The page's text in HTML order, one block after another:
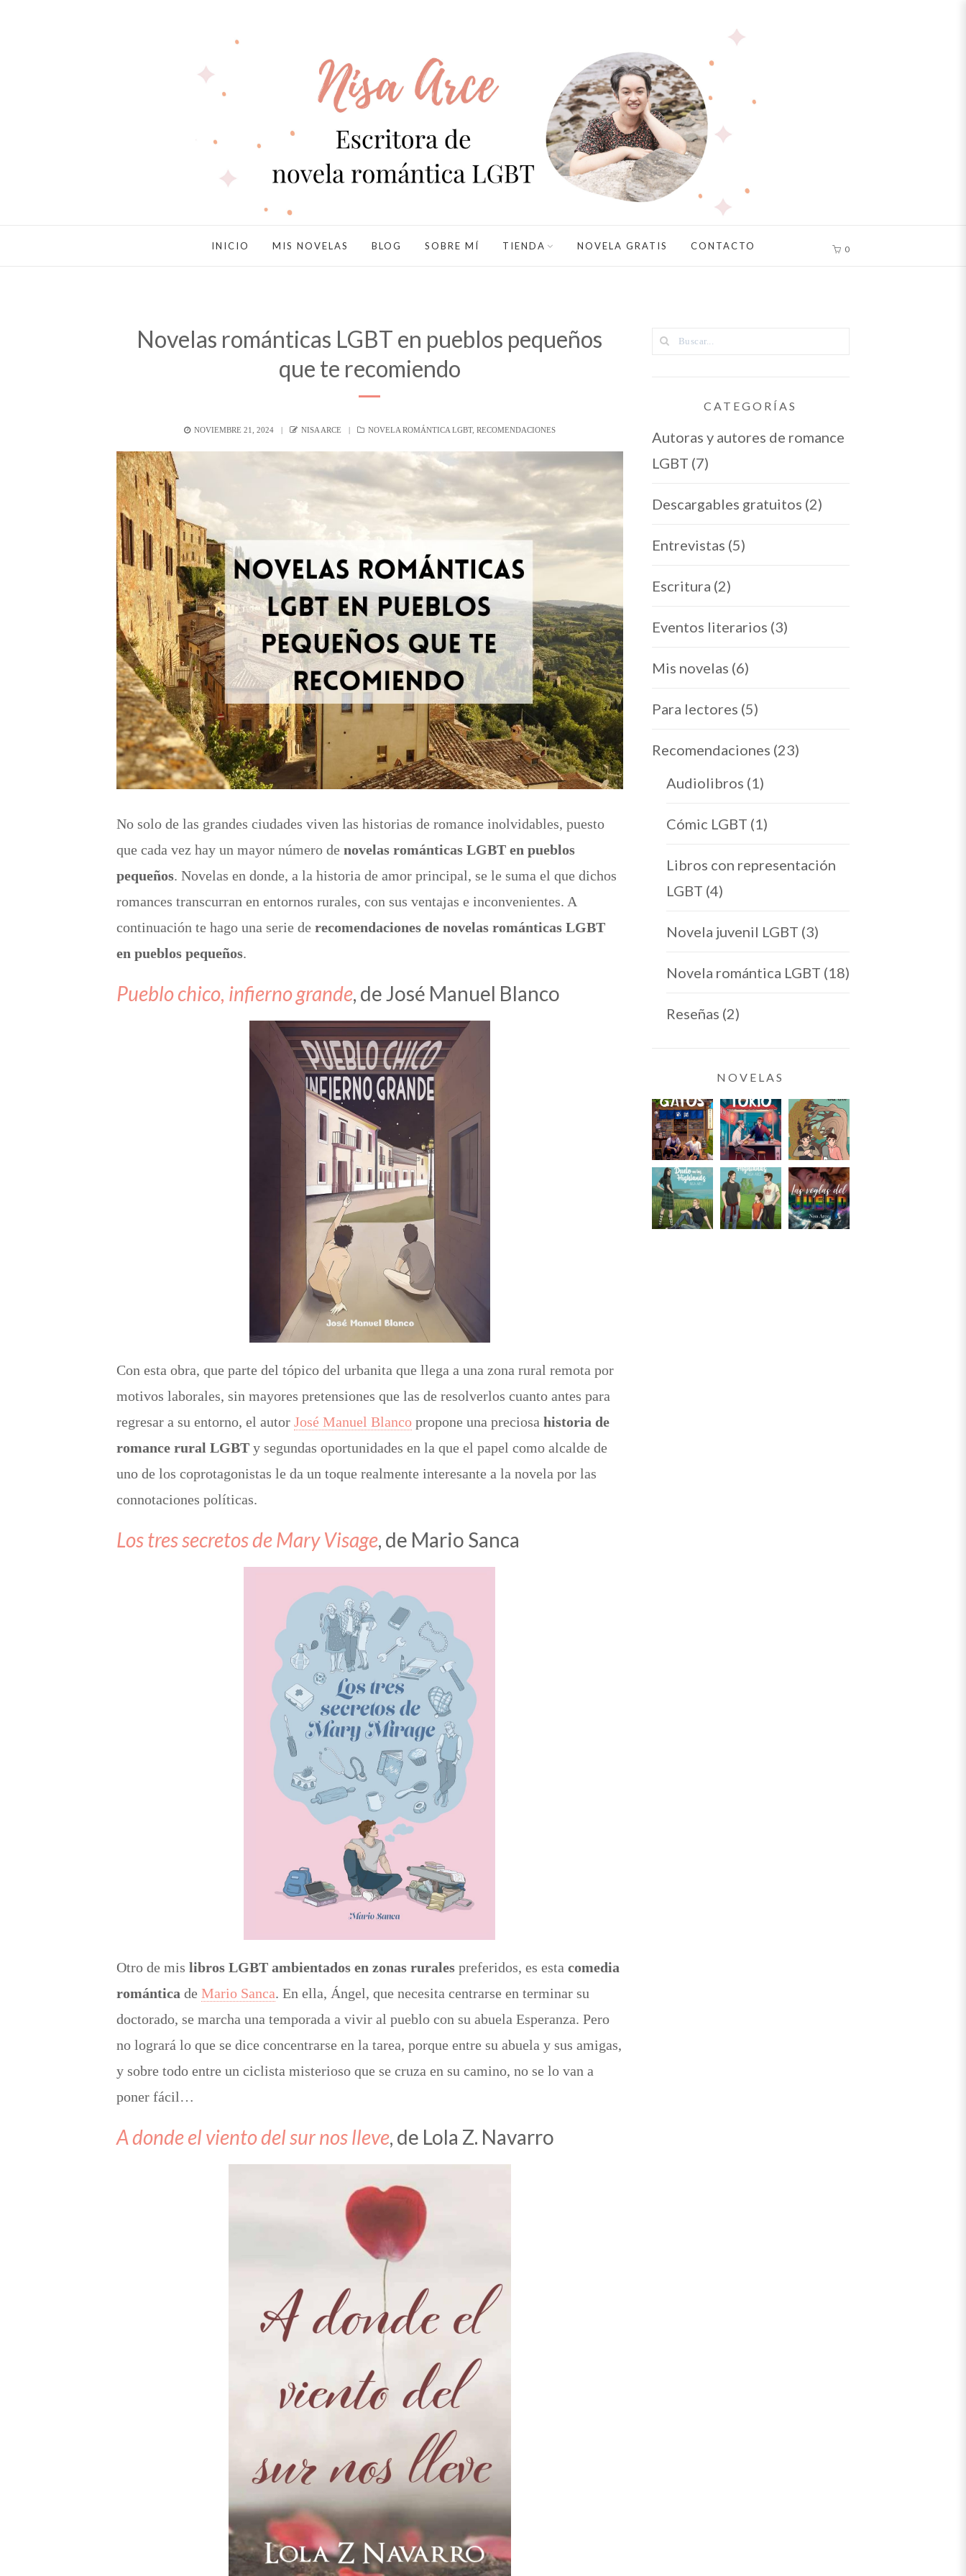
INICIO MIS NOVELAS BLOG SOBRE MÍ TIENDA NOVELA GRATIS CONTACTO 0
Novelas románticas LGBT en pueblos pequeños
que te recomiendo
POSTED
NOVIEMBRE 21, 2024 AUTHOR
NISA ARCE CATEGORÍAS
NOVELA ROMÁNTICA LGBT, RECOMENDACIONES
No solo de las grandes ciudades viven las historias de romance inolvidables, puesto
que cada vez hay un mayor número de novelas románticas LGBT en pueblos
pequeños. Novelas en donde, a la historia de amor principal, se le suma el que dichos
romances transcurran en entornos rurales, con sus ventajas e inconvenientes. A
continuación te hago una serie de recomendaciones de novelas románticas LGBT
en pueblos pequeños.
Pueblo chico, infierno grande, de José Manuel Blanco
Con esta obra, que parte del tópico del urbanita que llega a una zona rural remota por
motivos laborales, sin mayores pretensiones que las de resolverlos cuanto antes para
regresar a su entorno, el autor José Manuel Blanco propone una preciosa historia de
romance rural LGBT y segundas oportunidades en la que el papel como alcalde de
uno de los coprotagonistas le da un toque realmente interesante a la novela por las
connotaciones políticas.
Los tres secretos de Mary Visage, de Mario Sanca
Otro de mis libros LGBT ambientados en zonas rurales preferidos, es esta comedia
romántica de Mario Sanca. En ella, Ángel, que necesita centrarse en terminar su
doctorado, se marcha una temporada a vivir al pueblo con su abuela Esperanza. Pero
no logrará lo que se dice concentrarse en la tarea, porque entre su abuela y sus amigas,
y sobre todo entre un ciclista misterioso que se cruza en su camino, no se lo van a
poner fácil…
A donde el viento del sur nos lleve, de Lola Z. Navarro
CATEGORÍAS
Autoras y autores de romance
LGBT (7)
Descargables gratuitos (2)
Entrevistas (5)
Escritura (2)
Eventos literarios (3)
Mis novelas (6)
Para lectores (5)
Recomendaciones (23)
Audiolibros (1)
Cómic LGBT (1)
Libros con representación
LGBT (4)
Novela juvenil LGBT (3)
Novela romántica LGBT (18)
Reseñas (2)
NOVELAS